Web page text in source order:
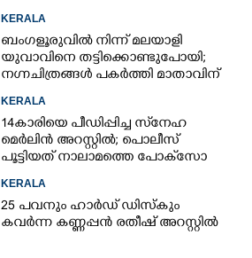
KERALA
ബംഗളൂരുവിൽ നിന്ന് മലയാളി
യുവാവിനെ തട്ടിക്കൊണ്ടുപോയി;
നഗ്നചിത്രങ്ങൾ പകർത്തി മാതാവിന്
അയച്ചു
KERALA
14കാരിയെ പീഡിപ്പിച്ച സ്‌നേഹ
മെർലിൻ അറസ്റ്റിൽ; പൊലീസ്
പൂട്ടിയത് നാലാമത്തെ പോക്‌സോ
കേസിൽ
KERALA
25 പവനും ഹാർഡ് ഡിസ്കും
കവർന്ന കണ്ണപ്പൻ രതീഷ് അറസ്റ്റിൽ